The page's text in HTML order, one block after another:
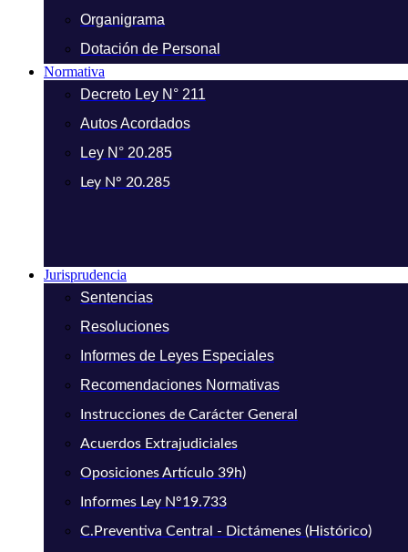
Organigrama
Dotación de Personal
Normativa
Decreto Ley N° 211
Autos Acordados
Ley N° 20.285
Ley N° 20.285
Jurisprudencia
Sentencias
Resoluciones
Informes de Leyes Especiales
Recomendaciones Normativas
Instrucciones de Carácter General
Acuerdos Extrajudiciales
Oposiciones Artículo 39h)
Informes Ley N°19.733
C.Preventiva Central - Dictámenes (Histórico)